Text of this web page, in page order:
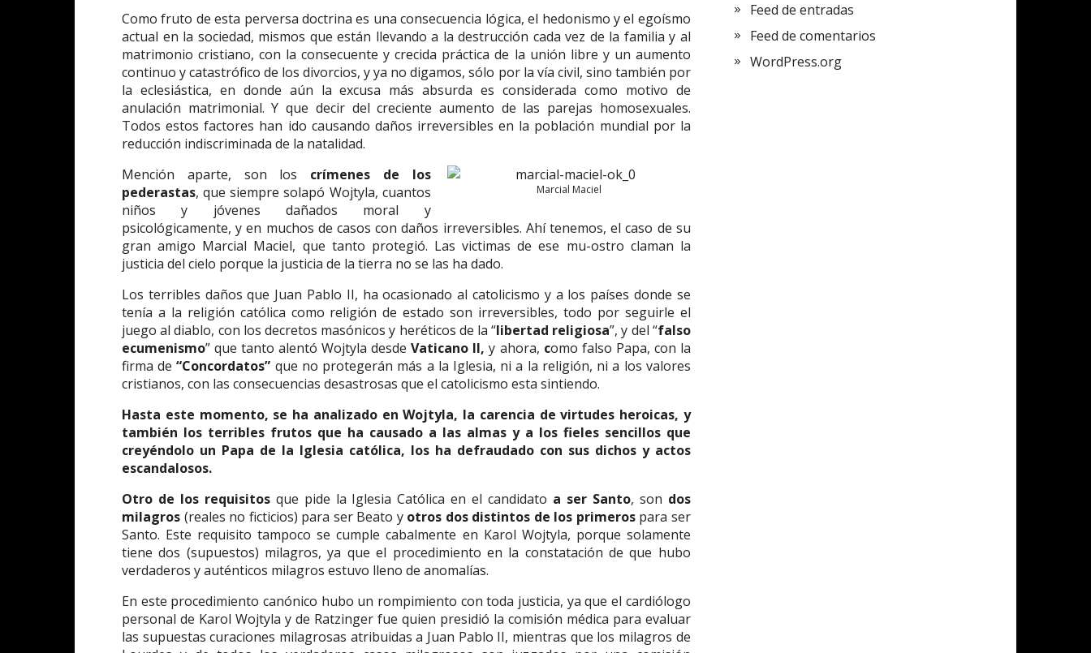
Como fruto de esta perversa doctrina es una consecuencia lógica, el hedonismo y el egoísmo
actual en la sociedad, mismos que están llevando a la destrucción cada vez de la familia y al
matrimonio cristiano, con la consecuente y crecida práctica de la unión libre y un aumento
continuo y catastrófico de los divorcios, y ya no digamos, sólo por la vía civil, sino también por
la eclesiástica, en donde aún la excusa más absurda es considerada como motivo de
anulación matrimonial. Y que decir del creciente aumento de las parejas homosexuales.
Todos estos factores han ido causando daños irreversibles en la población mundial por la
reducción indiscriminada de la natalidad.
Marcial Maciel
Mención aparte, son los crímenes de los
pederastas, que siempre solapó Wojtyla, cuantos
niños y jóvenes dañados moral y
psicológicamente, y en muchos de casos con daños irreversibles. Ahí tenemos, el caso de su
gran amigo Marcial Maciel, que tanto protegió. Las victimas de ese mu-ostro claman la
justicia del cielo porque la justicia de la tierra no se las ha dado.
Los terribles daños que Juan Pablo II, ha ocasionado al catolicismo y a los países donde se
tenía a la religión católica como religión de estado son irreversibles, todo por seguirle el
juego al diablo, con los decretos masónicos y heréticos de la “libertad religiosa”, y del “falso
ecumenismo” que tanto alentó Wojtyla desdeVaticano II,y ahora, como falso Papa, con la
firma de“Concordatos” que no protegerán más a la Iglesia, ni a la religión, ni a los valores
cristianos, con las consecuencias desastrosas que el catolicismo esta sintiendo.
Hasta este momento, se ha analizado en Wojtyla, la carencia de virtudes heroicas, y
también los terribles frutos que ha causado a las almas y a los fieles sencillos que
creyéndolo un Papa de la Iglesia católica, los ha defraudado con sus dichos y actos
escandalosos.
Otro de los requisitos que pide la Iglesia Católica en el candidato a ser Santo, son dos
milagros (reales no ficticios) para ser Beato y otros dos distintos de los primerospara ser
Santo. Este requisito tampoco se cumple cabalmente en Karol Wojtyla, porque solamente
tiene dos (supuestos) milagros, ya que el procedimiento en la constatación de que hubo
verdaderos y auténticos milagros estuvo lleno de anomalías.
En este procedimiento canónico hubo un rompimiento con toda justicia, ya que el cardiólogo
personal de Karol Wojtyla y de Ratzinger fue quien presidió la comisión médica para evaluar
las supuestas curaciones milagrosas atribuidas a Juan Pablo II, mientras que los milagros de
Feed de entradas
Feed de comentarios
WordPress.org